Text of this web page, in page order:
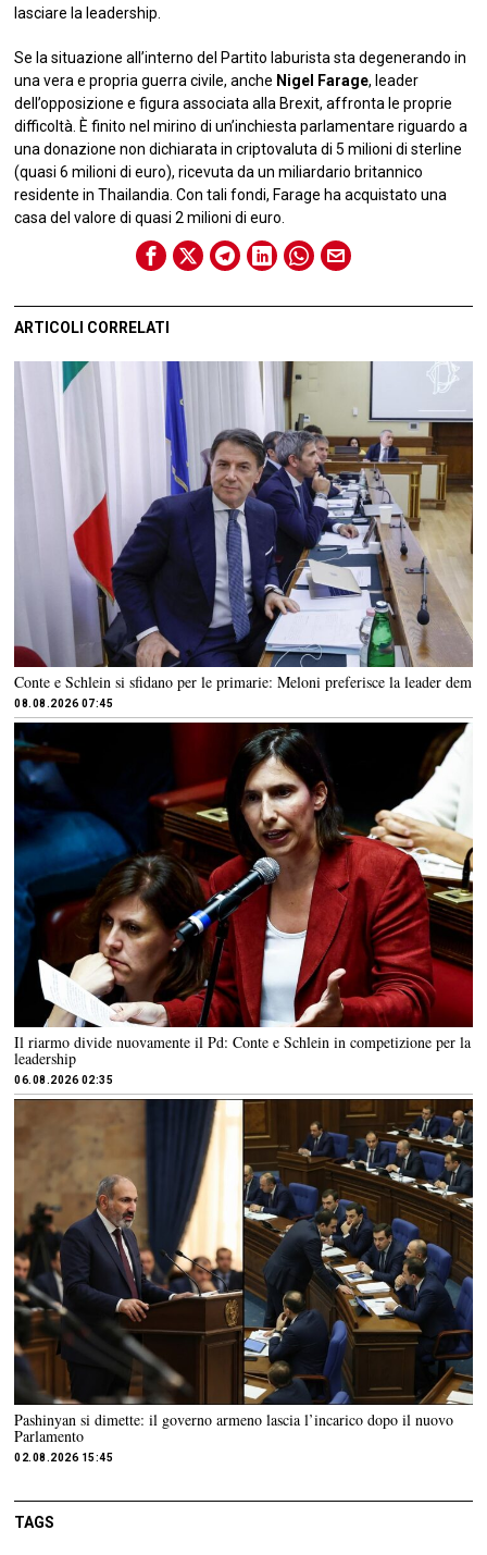
lasciare la leadership.
Se la situazione all’interno del Partito laburista sta degenerando in
una vera e propria guerra civile, anche Nigel Farage, leader
dell’opposizione e figura associata alla Brexit, affronta le proprie
difficoltà. È finito nel mirino di un’inchiesta parlamentare riguardo a
una donazione non dichiarata in criptovaluta di 5 milioni di sterline
(quasi 6 milioni di euro), ricevuta da un miliardario britannico
residente in Thailandia. Con tali fondi, Farage ha acquistato una
casa del valore di quasi 2 milioni di euro.
ARTICOLI CORRELATI
Conte e Schlein si sfidano per le primarie: Meloni preferisce la leader dem
08.08.2026 07:45
Il riarmo divide nuovamente il Pd: Conte e Schlein in competizione per la
leadership
06.08.2026 02:35
Pashinyan si dimette: il governo armeno lascia l’incarico dopo il nuovo
Parlamento
02.08.2026 15:45
TAGS